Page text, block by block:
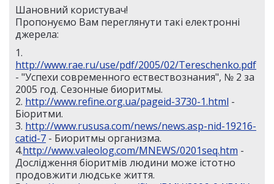
Шановний користувач!
Пропонуємо Вам переглянути такі електронні
джерела:
1.
http://www.rae.ru/use/pdf/2005/02/Tereschenko.pdf
- "Успехи современного ествествознания", № 2 за
2005 год. Сезонные биоритмы.
2. http://www.refine.org.ua/pageid-3730-1.html -
Біоритми.
3. http://www.rususa.com/news/news.asp-nid-19216-
catid-7 - Биоритмы организма.
4.http://www.valeolog.com/MNEWS/0201seq.htm -
Дослідження біоритмів людини може істотно
продовжити людське життя.